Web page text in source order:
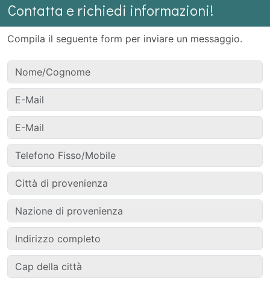
Contatta e richiedi informazioni!
Compila il seguente form per inviare un messaggio.